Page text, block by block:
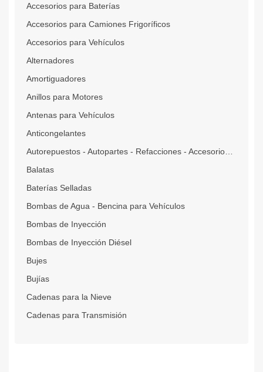
Accesorios para Baterías
Accesorios para Camiones Frigoríficos
Accesorios para Vehículos
Alternadores
Amortiguadores
Anillos para Motores
Antenas para Vehículos
Anticongelantes
Balatas
Baterías Selladas
Bombas de Agua - Bencina para Vehículos
Bombas de Inyección
Bombas de Inyección Diésel
Bujes
Bujías
Cadenas para la Nieve
Cadenas para Transmisión